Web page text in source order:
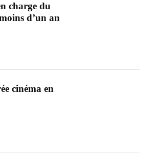
charge du
d’un an
cinéma en